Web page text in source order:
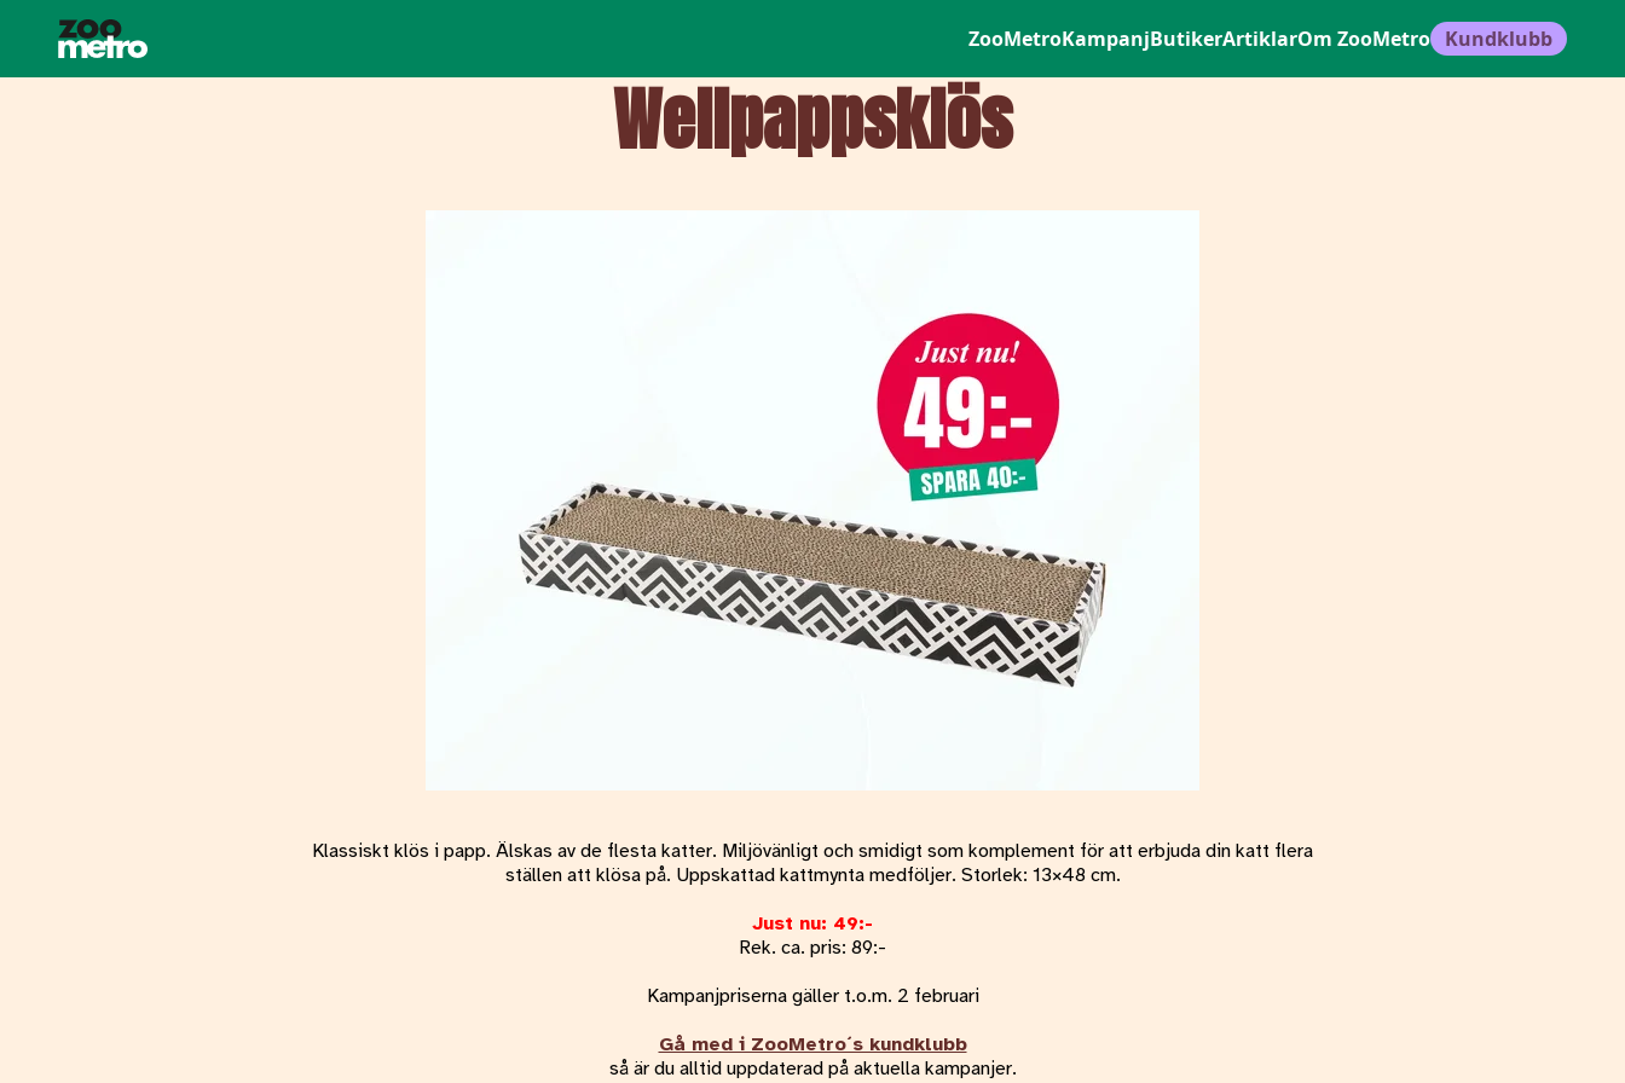
ZooMetroKampanjButikerArtiklarOm ZooMetro Kundklubb
Wellpappsklös
Klassiskt klös i papp. Älskas av de flesta katter. Miljövänligt och smidigt som komplement för att erbjuda din katt flera
ställen att klösa på. Uppskattad kattmynta medföljer. Storlek: 13×48 cm.
Just nu: 49:-
Rek. ca. pris: 89:-
Kampanjpriserna gäller t.o.m. 2 februari
Gå med i ZooMetro´s kundklubb
så är du alltid uppdaterad på aktuella kampanjer.